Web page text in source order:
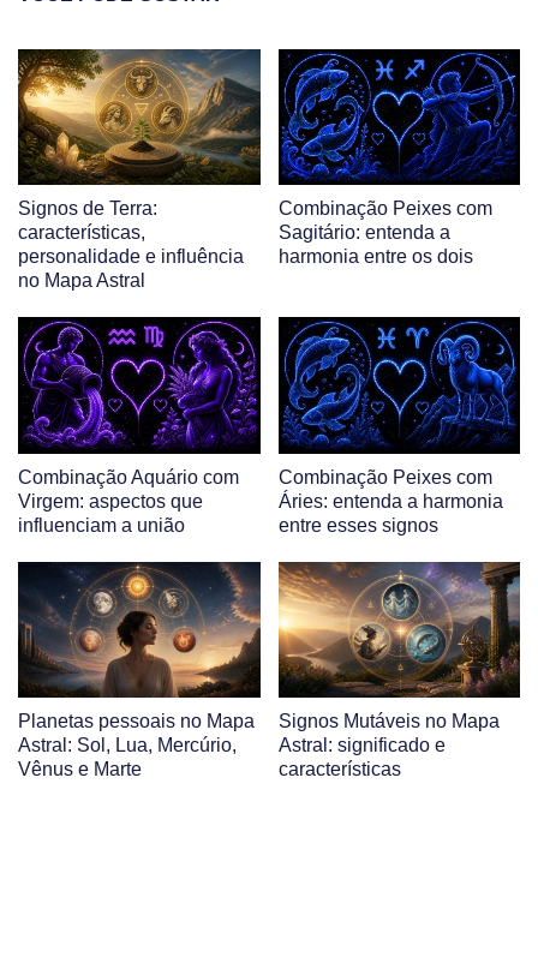
Signos de Terra:
características,
personalidade e influência
no Mapa Astral
Combinação Peixes com
Sagitário: entenda a
harmonia entre os dois
Combinação Aquário com
Virgem: aspectos que
influenciam a união
Combinação Peixes com
Áries: entenda a harmonia
entre esses signos
Planetas pessoais no Mapa
Astral: Sol, Lua, Mercúrio,
Vênus e Marte
Signos Mutáveis no Mapa
Astral: significado e
características